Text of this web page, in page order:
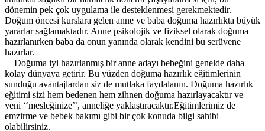
dönemin pek çok uygulama ile desteklenmesi gerekmektedir.
Doğum öncesi kurslara gelen anne ve baba doğuma hazırlıkta büyük
yararlar sağlamaktadır. Anne psikolojik ve fiziksel olarak doğuma
hazırlanırken baba da onun yanında olarak kendini bu serüvene
hazırlar.
Doğuma iyi hazırlanmış bir anne adayı bebeğini genelde daha
kolay dünyaya getirir. Bu yüzden doğuma hazırlık eğitimlerinin
sunduğu avantajlardan siz de mutlaka faydalanın. Doğuma hazırlık
eğitimi sizi hem bedenen hem zihnen doğuma hazırlayacaktır ve
yeni ‘‘mesleğinize’’, anneliğe yaklaştıracaktır.Eğitimlerimiz de
emzirme ve bebek bakımı gibi bir çok konuda bilgi sahibi
olabilirsiniz.